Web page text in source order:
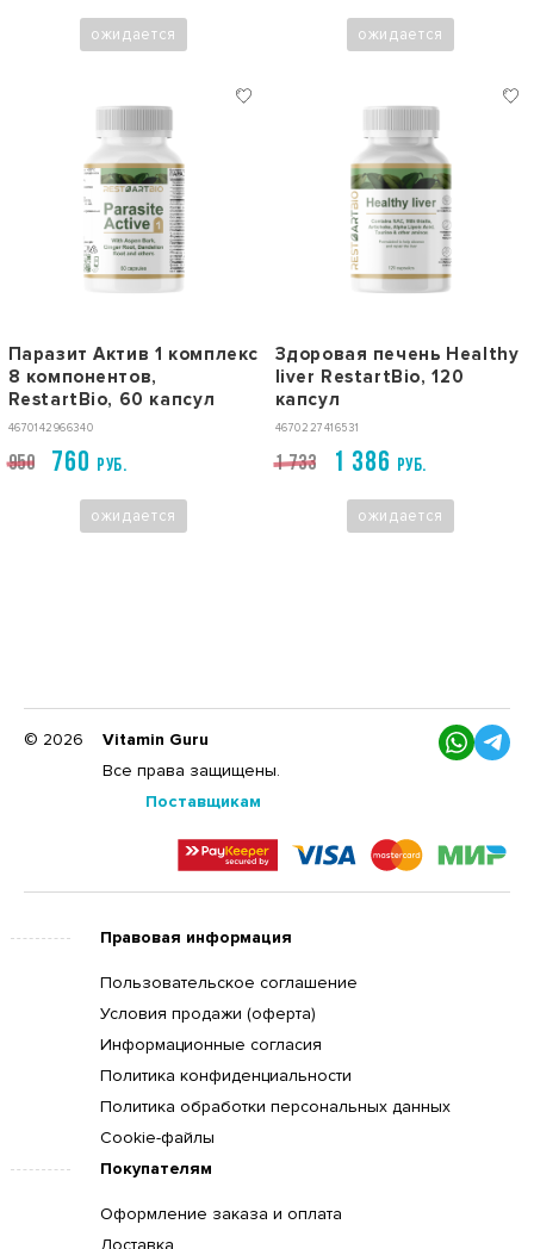
ожидается ожидается
Паразит Актив 1 комплекс
8 компонентов,
RestartBio, 60 капсул
4670142966340
950 760 РУБ.
ожидается
Здоровая печень Healthy
liver RestartBio, 120
капсул
4670227416531
1 733 1 386 РУБ.
ожидается
© 2026
Vitamin Guru
Все права защищены.
Поставщикам
Правовая информация
Пользовательское соглашение
Условия продажи (оферта)
Информационные согласия
Политика конфиденциальности
Политика обработки персональных данных
Cookie-файлы
Покупателям
Оформление заказа и оплата
Доставка